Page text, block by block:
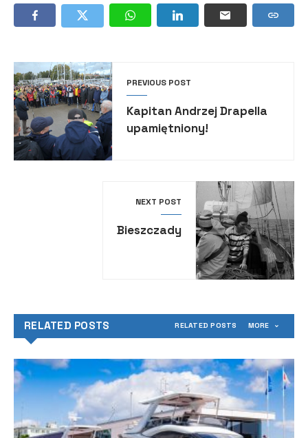
PREVIOUS POST
Kapitan Andrzej Drapella
upamiętniony!
NEXT POST
Bieszczady
RELATED POSTS RELATED POSTS MORE